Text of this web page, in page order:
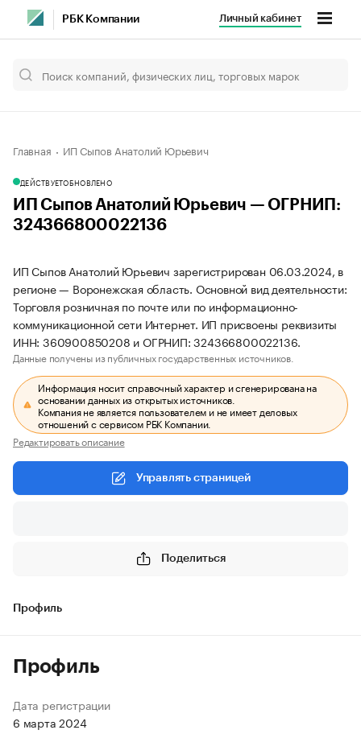
РБК Компании Личный кабинет
Главная ИП Сыпов Анатолий Юрьевич
ДЕЙСТВУЕТОБНОВЛЕНО
ИП Сыпов Анатолий Юрьевич — ОГРНИП:
324366800022136
ИП Сыпов Анатолий Юрьевич зарегистрирован 06.03.2024, в
регионе — Воронежская область. Основной вид деятельности:
Торговля розничная по почте или по информационно-
коммуникационной сети Интернет. ИП присвоены реквизиты
ИНН: 360900850208 и ОГРНИП: 324366800022136.
Данные получены из публичных государственных источников.
Информация носит справочный характер и сгенерирована на
основании данных из открытых источников.
Компания не является пользователем и не имеет деловых
отношений с сервисом РБК Компании.
Редактировать описание
Управлять страницей
Поделиться
Профиль
Профиль
Дата регистрации
6 марта 2024